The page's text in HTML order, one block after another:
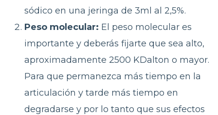
sódico en una jeringa de 3ml al 2,5%.
Peso molecular: El peso molecular es
importante y deberás fijarte que sea alto,
aproximadamente 2500 KDalton o mayor.
Para que permanezca más tiempo en la
articulación y tarde más tiempo en
degradarse y por lo tanto que sus efectos